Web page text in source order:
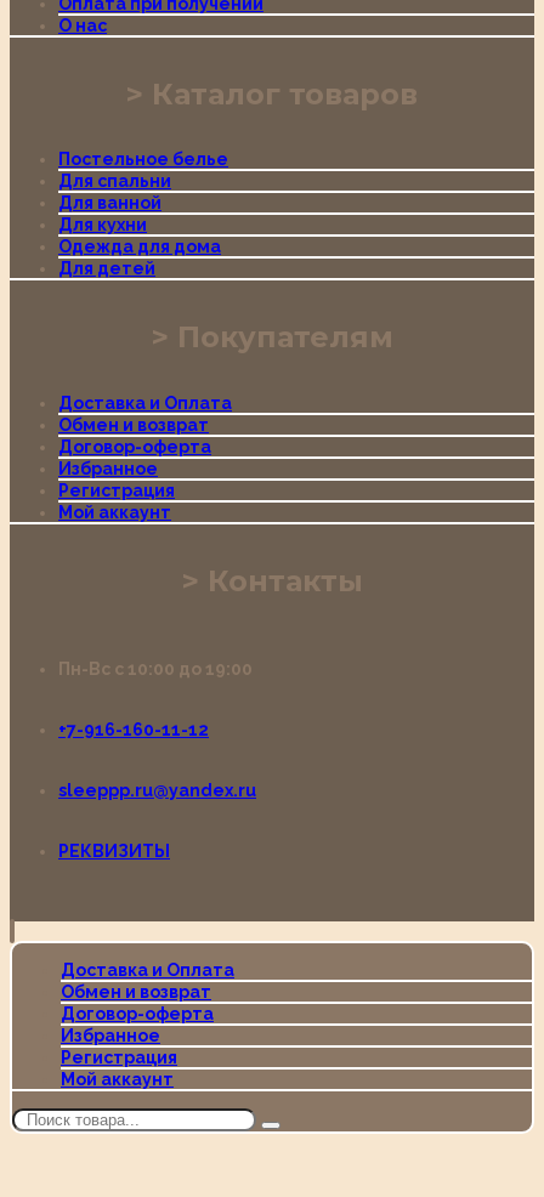
О нас
Каталог товаров
Постельное белье
Для спальни
Для ванной
Для кухни
Одежда для дома
Для детей
Покупателям
Доставка и Оплата
Обмен и возврат
Договор-оферта
Избранное
Регистрация
Мой аккаунт
Контакты
Пн-Вс с 10:00 до 19:00
+7-916-160-11-12
sleeppp.ru@yandex.ru
РЕКВИЗИТЫ
Доставка и Оплата
Обмен и возврат
Договор-оферта
Избранное
Регистрация
Мой аккаунт